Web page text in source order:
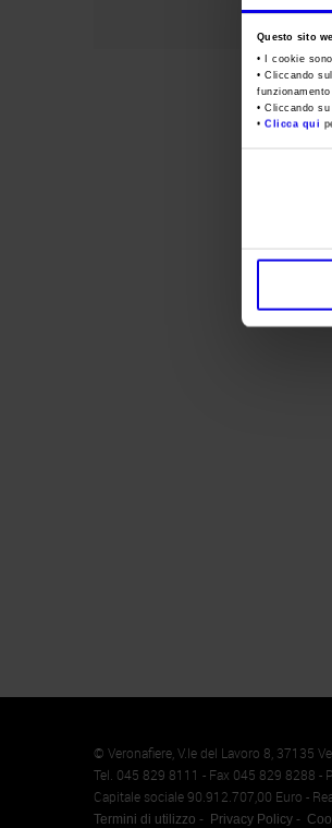
Questo sito
• I cookie
• Cliccando
• Cliccando su
•Clicca qui
Memento
© Veronafiere, V.le del Lavoro 8, 37135
Tel. 045 829 8111 - Fax 045 829 8288 -
Capitale sociale 90.912.707,00 Euro -
Termini di utilizzo Privacy Policy